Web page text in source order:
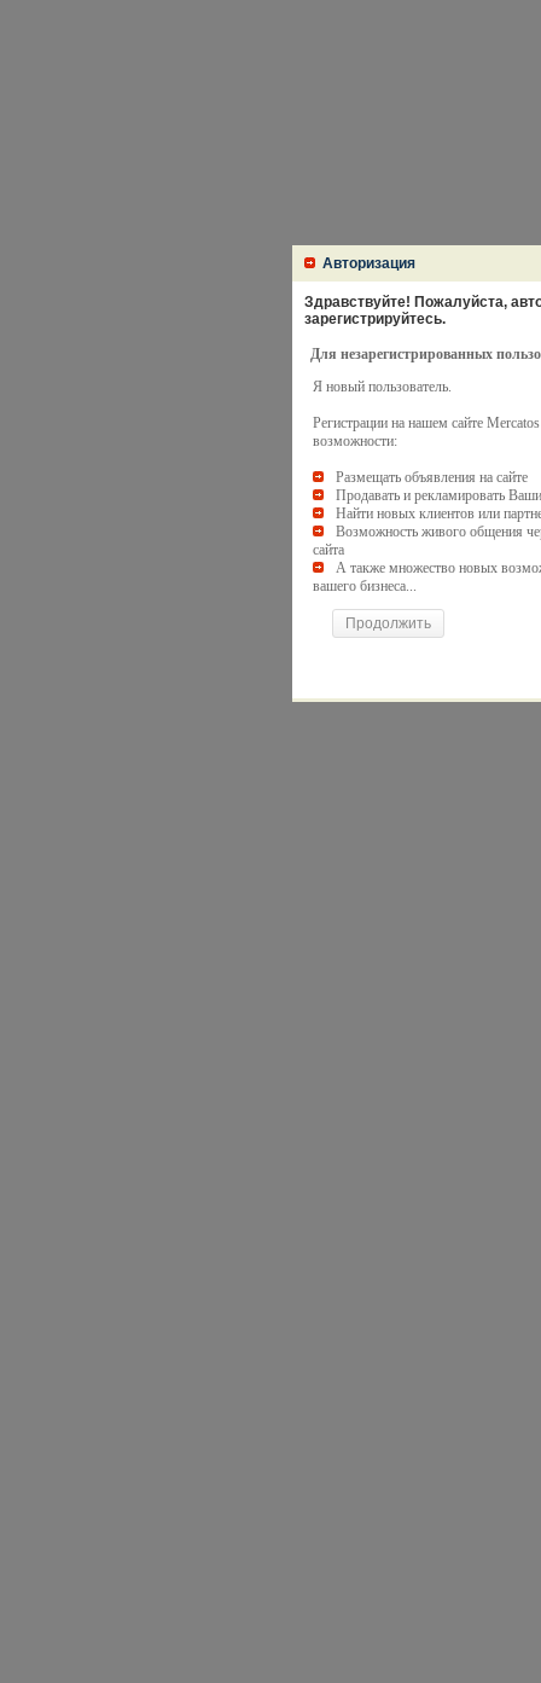
Авторизация
Здравствуйте! Пожалуйста,
зарегистрируйтесь.
Для незарегистрированных
Я новый пользователь.
Регистрации на нашем сайте
возможности:
Размещать объявления на сайте
Продавать и рекламировать
Найти новых клиентов или
Возможность живого общения
сайта
А также множество новых
вашего бизнеса...